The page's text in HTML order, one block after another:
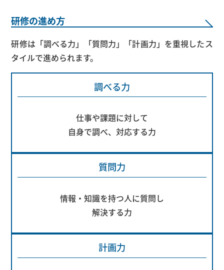
研修の進め方
研修は「調べる力」「質問力」「計画力」を重視したス
タイルで進められます。
調べる力
仕事や課題に対して
自身で調べ、対応する力
質問力
情報・知識を持つ人に質問し
解決する力
計画力